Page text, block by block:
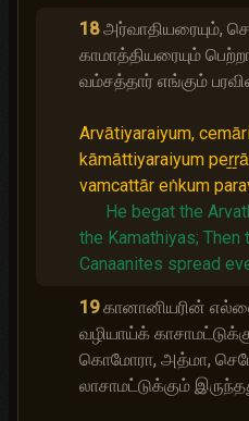
18 அர்வாதியரையும்,
காமாத்தியரையும்
வம்சத்தார் எங்கும்
Arvātiyaraiyum,
kāmāttiyaraiyum
vamcattār eṅkum
He begat the
the Kamathiyas; Then
Canaanites spread
19 கானானியரின்
வழியாய்க்
கொமோரா, அத்மா,
லாசாமட்டுக்கும்